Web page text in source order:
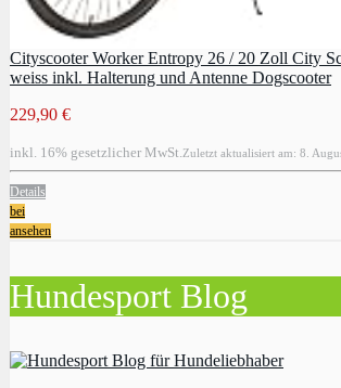
Cityscooter Worker Entropy 26 / 20 Zoll City
weiss inkl. Halterung und Antenne Dogscooter
229,90 €
inkl. 16% gesetzlicher MwSt. Zuletzt aktualisiert am: 8.
Details
bei
ansehen
Hundesport Blog